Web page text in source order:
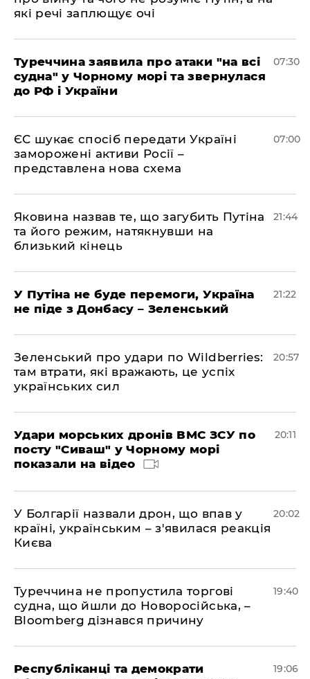
які речі заплющує очі
Туреччина заявила про атаки "на всі
судна" у Чорному морі та звернулася
до РФ і України
07:30
ЄС шукає спосіб передати Україні
заморожені активи Росії –
представлена ​​нова схема
07:00
Яковина назвав те, що загубить Путіна
та його режим, натякнувши на
близький кінець
21:44
У Путіна не буде перемоги, Україна
не піде з Донбасу – Зеленський
21:22
Зеленський про удари по Wildberries:
там втрати, які вражають, це успіх
українських сил
20:57
Удари морських дронів ВМС ЗСУ по
посту "Сиваш" у Чорному морі
показали на відео
20:11
У Болгарії назвали дрон, що впав у
країні, українським – з'явилася реакція
Києва
20:02
Туреччина не пропустила торгові
судна, що йшли до Новоросійська, –
Bloomberg дізнався причину
19:40
Республіканці та демократи
19:06